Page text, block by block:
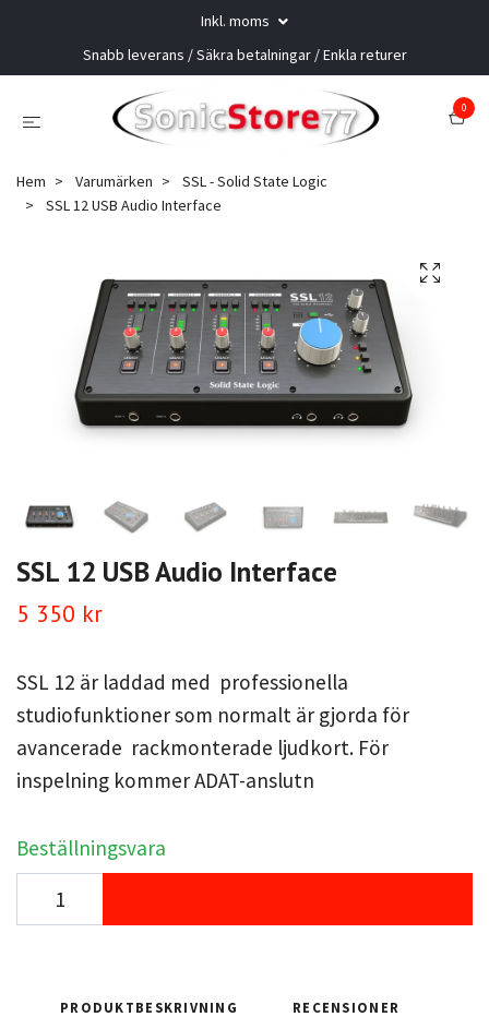
Inkl. moms
Snabb leverans / Säkra betalningar / Enkla returer
0
Hem Varumärken
SSL - Solid State Logic
SSL 12 USB Audio Interface
SSL 12 USB Audio Interface
5 350 kr
SSL 12 är laddad med professionella
studiofunktioner som normalt är gjorda för
avancerade rackmonterade ljudkort. För
inspelning kommer ADAT-anslutn
Beställningsvara
PRODUKTBESKRIVNING RECENSIONER